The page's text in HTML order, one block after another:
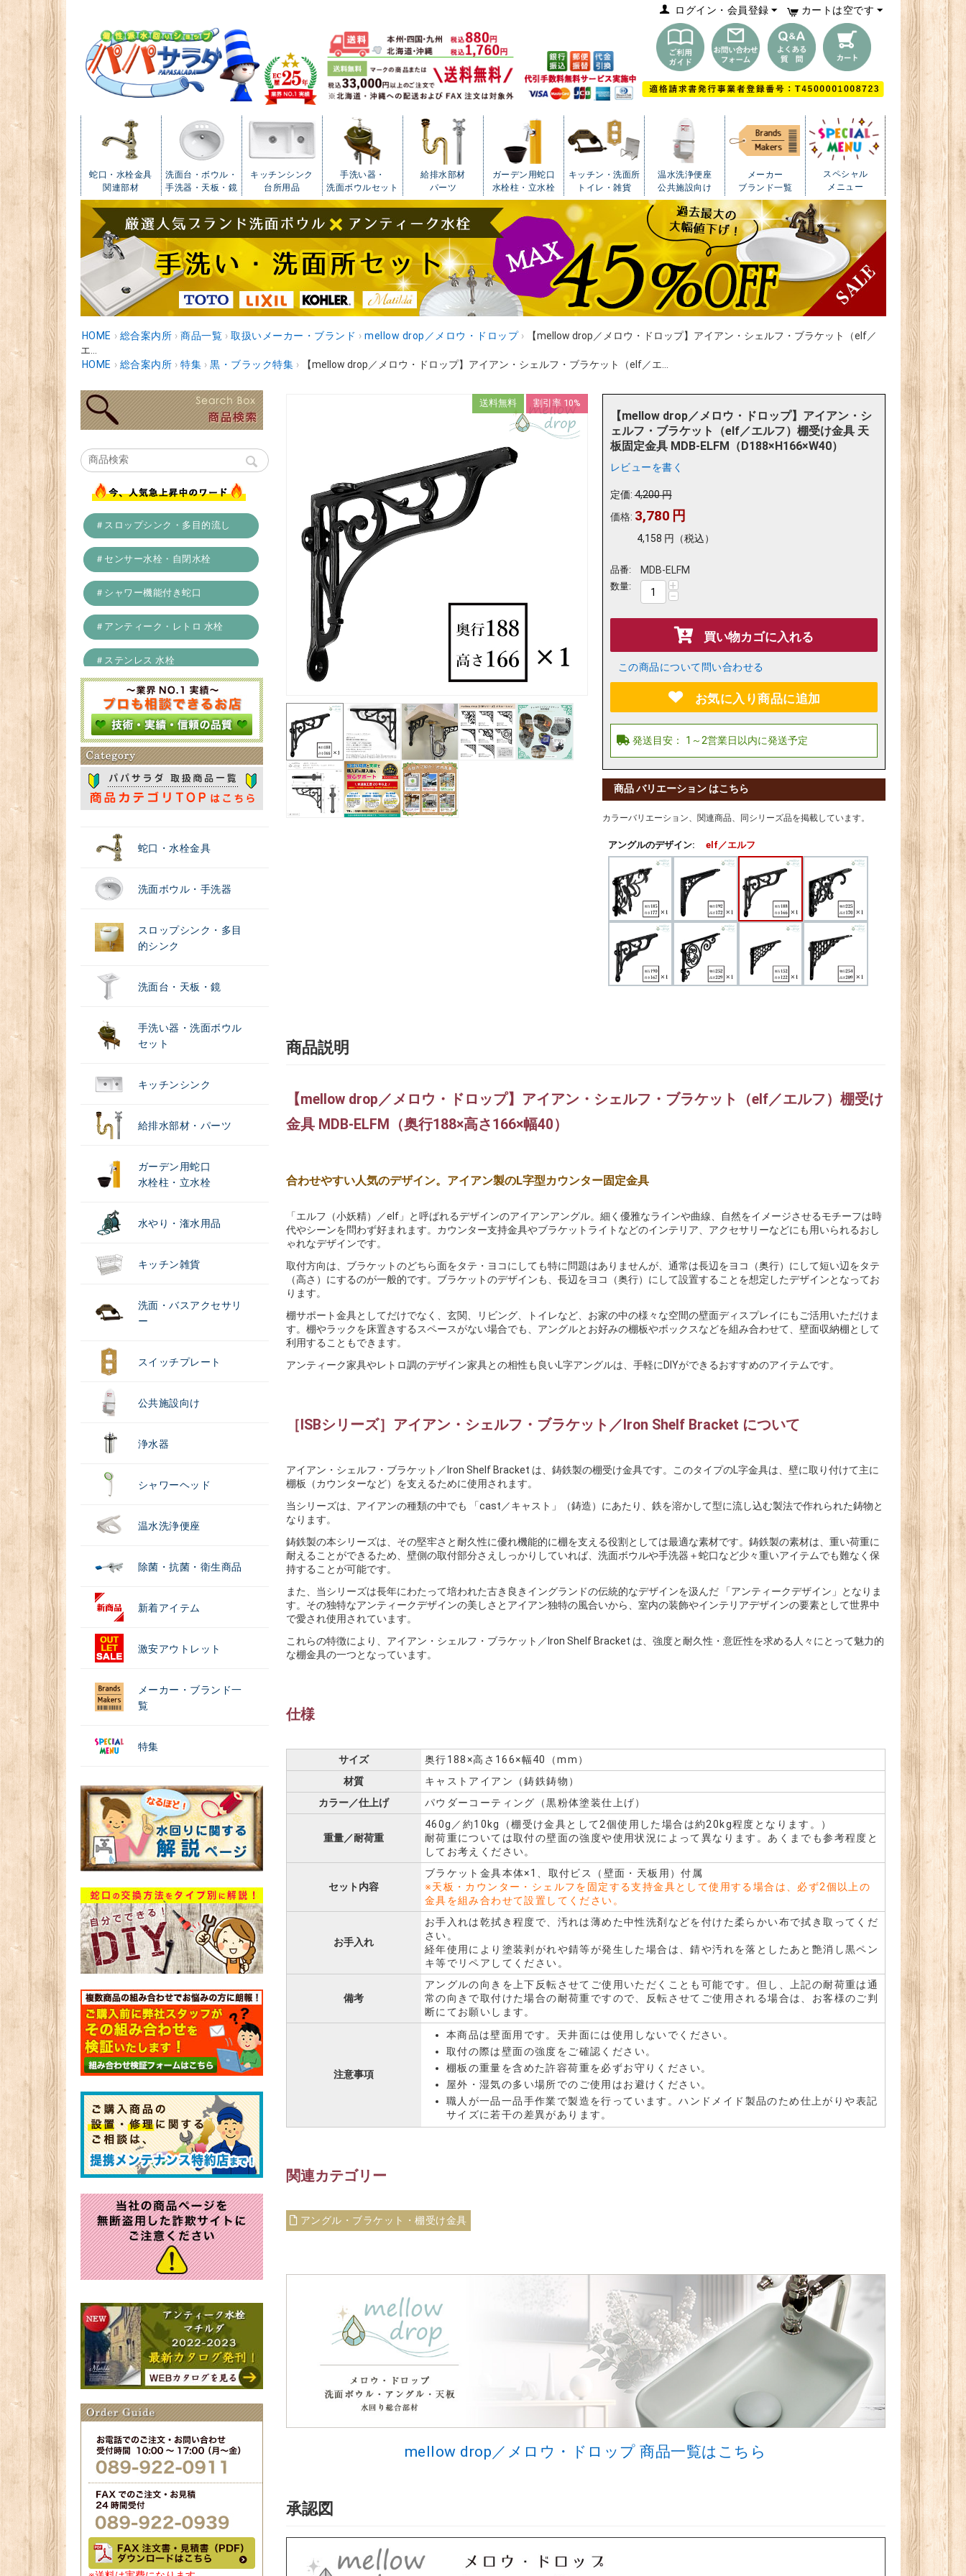
カートは空です
ログイン・会員登録
蛇口・水栓金具
関連部材
洗面台・ボウル・
手洗器・天板・鏡
キッチンシンク
台所用品
手洗い器・
洗面ボウルセット
給排水部材
パーツ
ガーデン用蛇口
水栓柱・立水栓
キッチン・洗面所
トイレ・雑貨
温水洗浄便座
公共施設向け
メーカー
ブランド一覧
スペシャル
メニュー
HOME › 総合案内所 › 商品一覧 › 取扱いメーカー・ブランド › mellow drop／メロウ・ドロップ ›
【mellow drop／メロウ・ドロップ】アイアン・シェルフ・ブラケット（elf／
エ...
HOME › 総合案内所 › 特集 › 黒・ブラック特集 › 【mellow drop／メロウ・ドロップ】アイアン・シェルフ・ブラケット（elf／エ...
＃スロップシンク・多目的流し
＃センサー水栓・自閉水栓
＃シャワー機能付き蛇口
＃アンティーク・レトロ 水栓
＃ステンレス 水栓
＃浄水器
蛇口・水栓金具
洗面ボウル・手洗器
スロップシンク・多目
的シンク
洗面台・天板・鏡
手洗い器・洗面ボウル
セット
キッチンシンク
給排水部材・パーツ
ガーデン用蛇口
水栓柱・立水栓
水やり・潅水用品
キッチン雑貨
洗面・バスアクセサリ
ー
スイッチプレート
公共施設向け
浄水器
シャワーヘッド
温水洗浄便座
除菌・抗菌・衛生商品
新着アイテム
激安アウトレット
メーカー・ブランド一
覧
特集
送料無料 割引率 10%
【mellow drop／メロウ・ドロップ】アイアン・シ
ェルフ・ブラケット（elf／エルフ）棚受け金具 天
板固定金具 MDB-ELFM（D188×H166×W40）
レビューを書く
定価: 4,200円
価格: 3,780 円
4,158 円 （税込）
品番: MDB-ELFM
数量: +
−
買い物カゴに入れる
この商品について問い合わせる
お気に入り商品に追加
商品 バリエーション はこちら
カラーバリエーション、関連商品、同シリーズ品を掲載しています。
アングルのデザイン: elf／エルフ
商品説明
【mellow drop／メロウ・ドロップ】アイアン・シェルフ・ブラケット（elf／エルフ）棚受け
金具 MDB-ELFM（奥行188×高さ166×幅40）
合わせやすい人気のデザイン。アイアン製のL字型カウンター固定金具
「エルフ（小妖精）／elf」と呼ばれるデザインのアイアンアングル。細く優雅なラインや曲線、自然をイメージさせるモチーフは時
代やシーンを問わず好まれます。カウンター支持金具やブラケットライトなどのインテリア、アクセサリーなどにも用いられるおし
ゃれなデザインです。
取付方向は、ブラケットのどちら面をタテ・ヨコにしても特に問題はありませんが、通常は長辺をヨコ（奥行）にして短い辺をタテ
（高さ）にするのが一般的です。ブラケットのデザインも、長辺をヨコ（奥行）にして設置することを想定したデザインとなってお
ります。
棚サポート金具としてだけでなく、玄関、リビング、トイレなど、お家の中の様々な空間の壁面ディスプレイにもご活用いただけま
す。棚やラックを床置きするスペースがない場合でも、アングルとお好みの棚板やボックスなどを組み合わせて、壁面収納棚として
利用することもできます。
アンティーク家具やレトロ調のデザイン家具との相性も良いL字アングルは、手軽にDIYができるおすすめのアイテムです。
［ISBシリーズ］アイアン・シェルフ・ブラケット／Iron Shelf Bracket について
アイアン・シェルフ・ブラケット／Iron Shelf Bracket は、鋳鉄製の棚受け金具です。このタイプのL字金具は、壁に取り付けて主に
棚板（カウンターなど）を支えるために使用されます。
当シリーズは、アイアンの種類の中でも 「cast／キャスト」（鋳造）にあたり、鉄を溶かして型に流し込む製法で作れられた鋳物と
なります。
鋳鉄製の本シリーズは、その堅牢さと耐久性に優れ機能的に棚を支える役割としては最適な素材です。鋳鉄製の素材は、重い荷重に
耐えることができるため、壁側の取付部分さえしっかりしていれば、洗面ボウルや手洗器＋蛇口など少々重いアイテムでも難なく保
持することが可能です。
また、当シリーズは長年にわたって培われた古き良きイングランドの伝統的なデザインを汲んだ 「アンティークデザイン」となりま
す。その独特なアンティークデザインの美しさとアイアン独特の風合いから、室内の装飾やインテリアデザインの要素として世界中
で愛され使用されています。
これらの特徴により、アイアン・シェルフ・ブラケット／Iron Shelf Bracket は、強度と耐久性・意匠性を求める人々にとって魅力的
な棚金具の一つとなっています。
仕様
サイズ
奥行188×高さ166×幅40（mm）
材質
キャストアイアン（鋳鉄鋳物）
カラー／仕上げ
パウダーコーティング（黒粉体塗装仕上げ）
重量／耐荷重
460g／約10kg（棚受け金具として2個使用した場合は約20kg程度となります。）
耐荷重については取付の壁面の強度や使用状況によって異なります。あくまでも参考程度と
してお考えください。
セット内容
ブラケット金具本体×1、取付ビス（壁面・天板用）付属
※天板・カウンター・シェルフを固定する支持金具として使用する場合は、必ず2個以上の
金具を組み合わせて設置してください。
お手入れ
お手入れは乾拭き程度で、汚れは薄めた中性洗剤などを付けた柔らかい布で拭き取ってくだ
さい。
経年使用により塗装剥がれや錆等が発生した場合は、錆や汚れを落としたあと艶消し黒ペン
キ等でリペアしてください。
備考
アングルの向きを上下反転させてご使用いただくことも可能です。但し、上記の耐荷重は通
常の向きで取付けた場合の耐荷重ですので、反転させてご使用される場合は、お客様のご判
断にてお願いします。
注意事項
本商品は壁面用です。天井面には使用しないでください。
取付の際は壁面の強度をご確認ください。
棚板の重量を含めた許容荷重を必ずお守りください。
屋外・湿気の多い場所でのご使用はお避けください。
職人が一品一品手作業で製造を行っています。ハンドメイド製品のため仕上がりや表記
サイズに若干の差異があります。
関連カテゴリー
アングル・ブラケット・棚受け金具
mellow drop／メロウ・ドロップ 商品一覧はこちら
承認図